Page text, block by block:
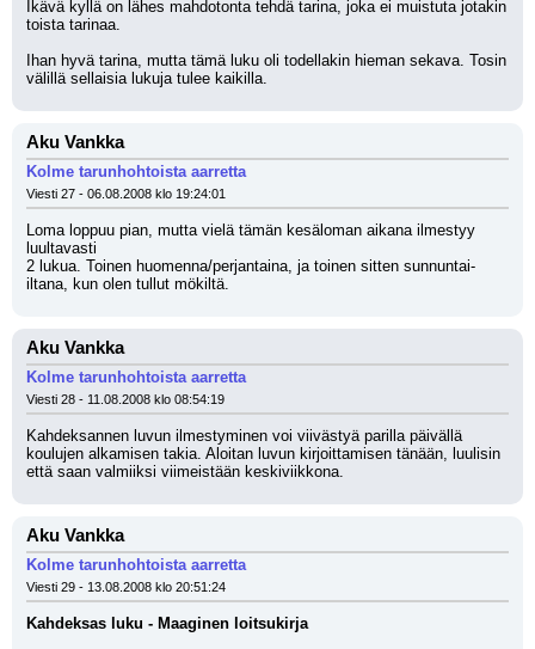
Ikävä kyllä on lähes mahdotonta tehdä tarina, joka ei muistuta jotakin
toista tarinaa.
Ihan hyvä tarina, mutta tämä luku oli todellakin hieman sekava. Tosin
välillä sellaisia lukuja tulee kaikilla.
Aku Vankka
Kolme tarunhohtoista aarretta
Viesti 27 - 06.08.2008 klo 19:24:01
Loma loppuu pian, mutta vielä tämän kesäloman aikana ilmestyy
luultavasti
2 lukua. Toinen huomenna/perjantaina, ja toinen sitten sunnuntai-
iltana, kun olen tullut mökiltä.
Aku Vankka
Kolme tarunhohtoista aarretta
Viesti 28 - 11.08.2008 klo 08:54:19
Kahdeksannen luvun ilmestyminen voi viivästyä parilla päivällä
koulujen alkamisen takia. Aloitan luvun kirjoittamisen tänään, luulisin
että saan valmiiksi viimeistään keskiviikkona.
Aku Vankka
Kolme tarunhohtoista aarretta
Viesti 29 - 13.08.2008 klo 20:51:24
Kahdeksas luku - Maaginen loitsukirja